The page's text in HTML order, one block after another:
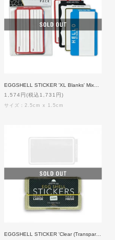
1,574円(税込1,731円)
サイズ：2.5cm x 1.5cm
EGGSHELL STICKER 'Clear (Transparent) Line Border Blanks 50枚入り